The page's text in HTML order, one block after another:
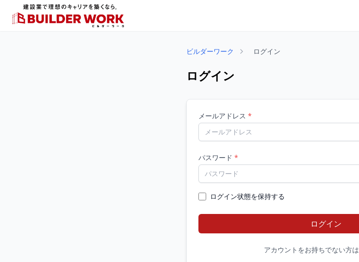
ビルダーワーク ログイン
ログイン
メールアドレス *
パスワード *
ログイン状態を保持する
ログイン
アカウントをお持ちでない方は